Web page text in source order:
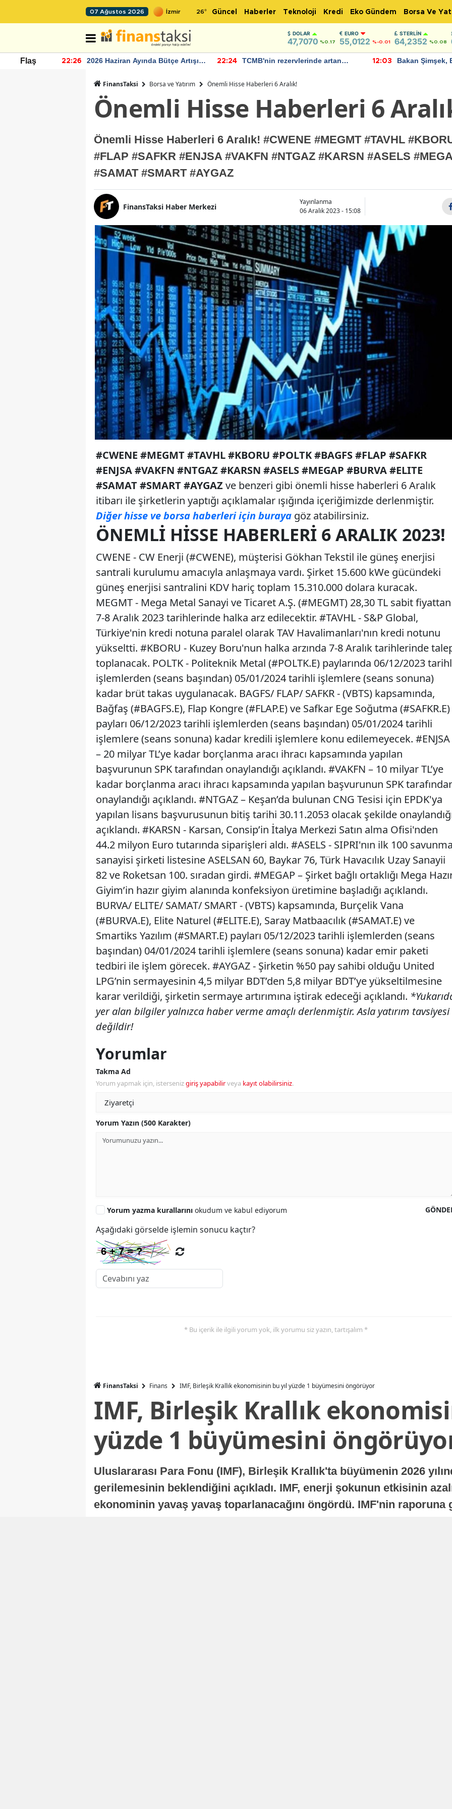
07 Ağustos 2026 26° Güncel Haberler Teknoloji Kredi Eko Gündem Borsa Ve
DOLAR
47,7070 %0.17
EURO
55,0122 %-0.01
STERLIN
64,2352 %0.08
Flaş 22:26
2026 Haziran Ayında Bütçe Artışı
22:24
TCMB'nin rezervlerinde artan
12:03
Bakan Şimşek,
FinansTaksi Borsa ve Yatırım Önemli Hisse Haberleri 6 Aralık!
Önemli Hisse Haberleri 6
Önemli Hisse Haberleri 6 Aralık! #CWENE #MEGMT #TAVHL
#FLAP #SAFKR #ENJSA #VAKFN #NTGAZ #KARSN #ASELS
#SAMAT #SMART #AYGAZ
FinansTaksi Haber Merkezi
Yayınlanma
06 Aralık 2023 - 15:08
#CWENE #MEGMT #TAVHL #KBORU #POLTK #BAGFS #FLAP #SAFKR
#ENJSA #VAKFN #NTGAZ #KARSN #ASELS #MEGAP #BURVA #ELITE
#SAMAT #SMART #AYGAZ ve benzeri gibi önemli hisse haberleri 6 Aralık
itibarı ile şirketlerin yaptığı açıklamalar ışığında içeriğimizde derlenmiştir.
Diğer hisse ve borsa haberleri için buraya göz atabilirsiniz.
ÖNEMLI HISSE HABERLERI 6 ARALIK 2023!
CWENE - CW Enerji (#CWENE), müşterisi Gökhan Tekstil ile güneş enerjisi
santrali kurulumu amacıyla anlaşmaya vardı. Şirket 15.600 kWe gücündeki
güneş enerjisi santralini KDV hariç toplam 15.310.000 dolara kuracak.
MEGMT - Mega Metal Sanayi ve Ticaret A.Ş. (#MEGMT) 28,30 TL sabit fiyattan
7-8 Aralık 2023 tarihlerinde halka arz edilecektir. #TAVHL - S&P Global,
Türkiye'nin kredi notuna paralel olarak TAV Havalimanları'nın kredi notunu
yükseltti. #KBORU - Kuzey Boru'nun halka arzında 7-8 Aralık tarihlerinde
toplanacak. POLTK - Politeknik Metal (#POLTK.E) paylarında 06/12/2023
işlemlerden (seans başından) 05/01/2024 tarihli işlemlere (seans sonuna)
kadar brüt takas uygulanacak. BAGFS/ FLAP/ SAFKR - (VBTS) kapsamında,
Bağfaş (#BAGFS.E), Flap Kongre (#FLAP.E) ve Safkar Ege Soğutma (#SAFKR.E)
payları 06/12/2023 tarihli işlemlerden (seans başından) 05/01/2024 tarihli
işlemlere (seans sonuna) kadar kredili işlemlere konu edilemeyecek. #ENJSA
– 20 milyar TL’ye kadar borçlanma aracı ihracı kapsamında yapılan
başvurunun SPK tarafından onaylandığı açıklandı. #VAKFN – 10 milyar TL’ye
kadar borçlanma aracı ihracı kapsamında yapılan başvurunun SPK
onaylandığı açıklandı. #NTGAZ – Keşan’da bulunan CNG Tesisi için EPDK'ya
yapılan lisans başvurusunun bitiş tarihi 30.11.2053 olacak şekilde
açıklandı. #KARSN - Karsan, Consip’in İtalya Merkezi Satın alma Ofisi'nden
44.2 milyon Euro tutarında siparişleri aldı. #ASELS - SIPRI'nın ilk 100
sanayisi şirketi listesine ASELSAN 60, Baykar 76, Türk Havacılık Uzay Sanayii
82 ve Roketsan 100. sıradan girdi. #MEGAP – Şirket bağlı ortaklığı Mega
Giyim’in hazır giyim alanında konfeksiyon üretimine başladığı açıklandı.
BURVA/ ELITE/ SAMAT/ SMART - (VBTS) kapsamında, Burçelik Vana
(#BURVA.E), Elite Naturel (#ELITE.E), Saray Matbaacılık (#SAMAT.E) ve
Smartiks Yazılım (#SMART.E) payları 05/12/2023 tarihli işlemlerden (seans
başından) 04/01/2024 tarihli işlemlere (seans sonuna) kadar emir paketi
tedbiri ile işlem görecek. #AYGAZ - Şirketin %50 pay sahibi olduğu United
LPG’nin sermayesinin 4,5 milyar BDT’den 5,8 milyar BDT’ye yükseltilmesine
karar verildiği, şirketin sermaye artırımına iştirak edeceği açıklandı.
yer alan bilgiler yalnızca haber verme amaçlı derlenmiştir. Asla yatırım tavsiyesi
değildir!
Yorumlar
Takma Ad
Yorum yapmak için, istersenizgiriş yapabilirveya kayıt olabilirsiniz.
Yorum Yazın (500 Karakter)
Yorum yazma kurallarını okudum ve kabul ediyorum
Aşağıdaki görselde işlemin sonucu kaçtır?
* Bu içerik ile ilgili yorum yok, ilk yorumu siz yazın, tartışalım *
FinansTaksi Finans IMF, Birleşik Krallık ekonomisinin bu yıl yüzde 1 büyümesini öngörüyor
IMF, Birleşik Krallık
yüzde 1 büyümesini
Uluslararası Para Fonu (IMF), Birleşik Krallık'ta büyümenin 2026
gerilemesinin beklendiğini açıkladı. IMF, enerji şokunun etkisinin
ekonominin yavaş yavaş toparlanacağını öngördü. IMF'nin raporuna